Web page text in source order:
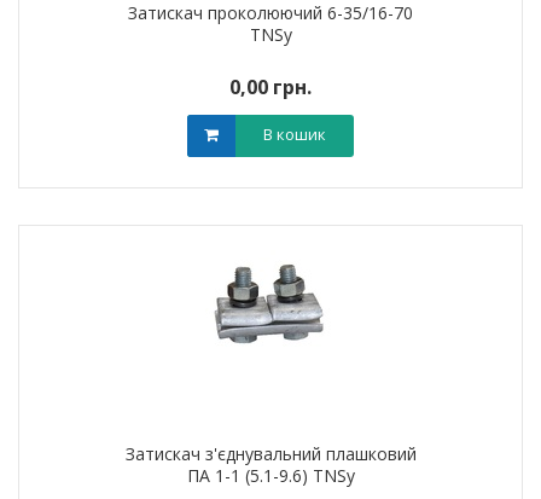
Затискач проколюючий 6-35/16-70
TNSy
0,00 грн.
В кошик
Затискач з'єднувальний плашковий
ПА 1-1 (5.1-9.6) TNSy